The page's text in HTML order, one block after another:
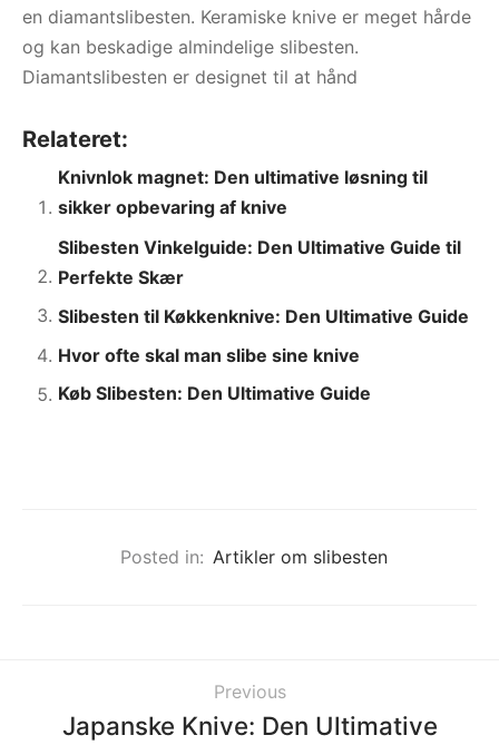
en diamantslibesten. Keramiske knive er meget hårde
og kan beskadige almindelige slibesten.
Diamantslibesten er designet til at hånd
Relateret:
Knivnlok magnet: Den ultimative løsning til
sikker opbevaring af knive
Slibesten Vinkelguide: Den Ultimative Guide til
Perfekte Skær
Slibesten til Køkkenknive: Den Ultimative Guide
Hvor ofte skal man slibe sine knive
Køb Slibesten: Den Ultimative Guide
Posted in: Artikler om slibesten
Previous
Japanske Knive: Den Ultimative